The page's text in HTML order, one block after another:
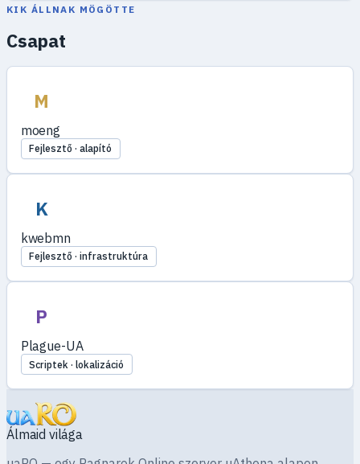
KIK ÁLLNAK MÖGÖTTE
Csapat
M
moeng
Fejlesztő · alapító
K
kwebmn
Fejlesztő · infrastruktúra
P
Plague-UA
Scriptek · lokalizáció
Álmaid világa